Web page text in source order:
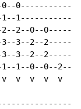
2--0--
3--2--
3--2--
1--0--0--2--
v  v  v  v  v